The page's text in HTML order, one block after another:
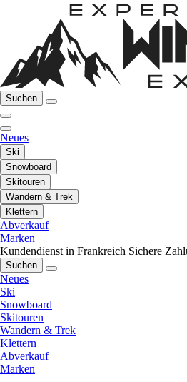
Suchen
Neues
Ski
Snowboard
Skitouren
Wandern & Trek
Klettern
Abverkauf
Marken
Kundendienst in Frankreich Sichere
Suchen
Neues
Ski
Snowboard
Skitouren
Wandern & Trek
Klettern
Abverkauf
Marken